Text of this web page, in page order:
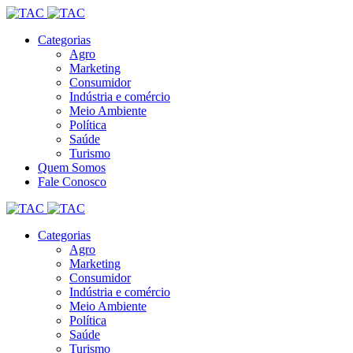
Categorias
Agro
Marketing
Consumidor
Indústria e comércio
Meio Ambiente
Política
Saúde
Turismo
Quem Somos
Fale Conosco
Categorias
Agro
Marketing
Consumidor
Indústria e comércio
Meio Ambiente
Política
Saúde
Turismo